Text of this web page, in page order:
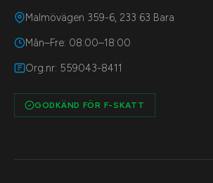
Malmövägen 359-6, 233 63 Bara
Mån–Fre: 08:00–18:00
Org.nr: 559043-8411
GODKÄND FÖR F-SKATT